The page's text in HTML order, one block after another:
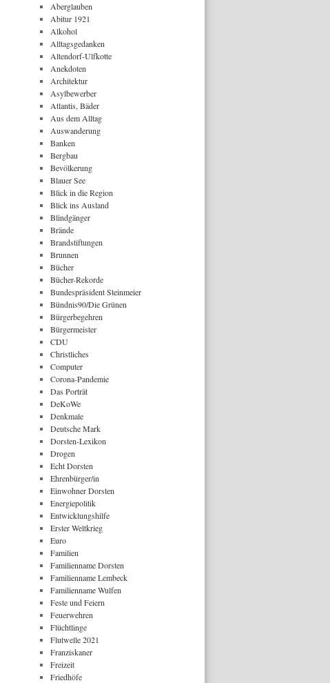
Aberglauben
Abitur 1921
Alkohol
Alltagsgedanken
Altendorf-Ulfkotte
Anekdoten
Architektur
Asylbewerber
Atlantis, Bäder
Aus dem Alltag
Auswanderung
Banken
Bergbau
Bevölkerung
Blauer See
Blick in die Region
Blick ins Ausland
Blindgänger
Brände
Brandstiftungen
Brunnen
Bücher
Bücher-Rekorde
Bundespräsident Steinmeier
Bündnis90/Die Grünen
Bürgerbegehren
Bürgermeister
CDU
Christliches
Computer
Corona-Pandemie
Das Porträt
DeKoWe
Denkmale
Deutsche Mark
Dorsten-Lexikon
Drogen
Echt Dorsten
Ehrenbürger/in
Einwohner Dorsten
Energiepolitik
Entwicklungshilfe
Erster Weltkrieg
Euro
Familien
Familienname Dorsten
Familienname Lembeck
Familienname Wulfen
Feste und Feiern
Feuerwehren
Flüchtlinge
Flutwelle 2021
Franziskaner
Freizeit
Friedhöfe